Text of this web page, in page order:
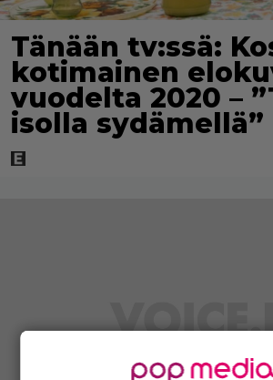
Tänään tv:ssä:
kotimainen
vuodelta 2020 –
isolla sydämellä”